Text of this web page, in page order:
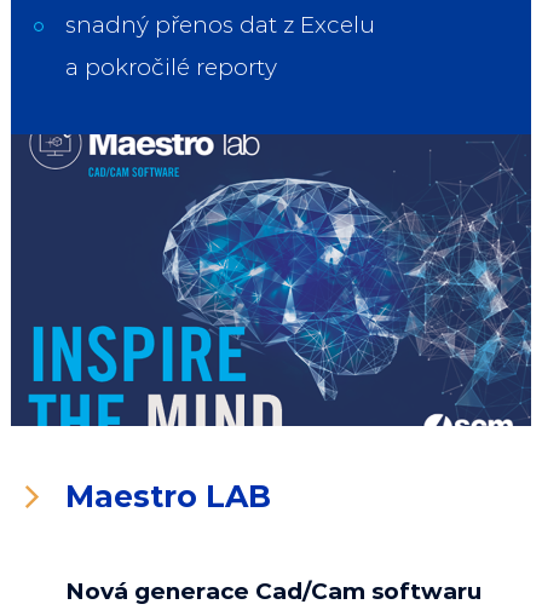
snadný přenos dat z Excelu
a pokročilé reporty
Maestro LAB
Nová generace Cad/Cam softwaru